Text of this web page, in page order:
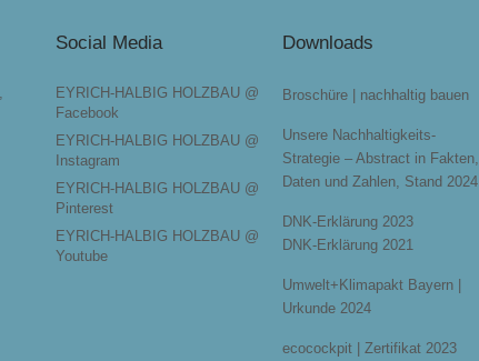
Social Media
EYRICH-HALBIG HOLZBAU @
Facebook
EYRICH-HALBIG HOLZBAU @
Instagram
EYRICH-HALBIG HOLZBAU @
Pinterest
EYRICH-HALBIG HOLZBAU @
Youtube
Downloads
Broschüre | nachhaltig bauen
Unsere Nachhaltigkeits-
Strategie – Abstract in Fakten,
Daten und Zahlen, Stand 2024
DNK-Erklärung 2023
DNK-Erklärung 2021
Umwelt+Klimapakt Bayern |
Urkunde 2024
ecocockpit | Zertifikat 2023